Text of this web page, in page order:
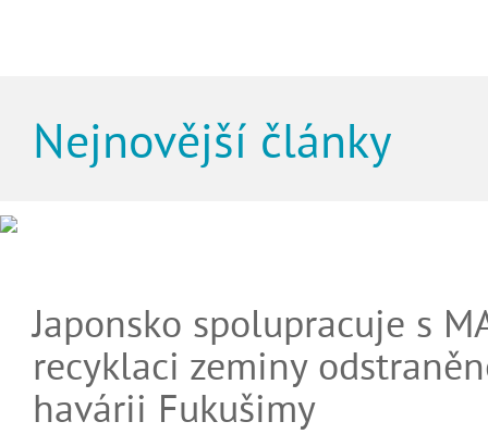
Nejnovější články
Japonsko spolupracuje s
recyklaci zeminy
havárii Fukušimy